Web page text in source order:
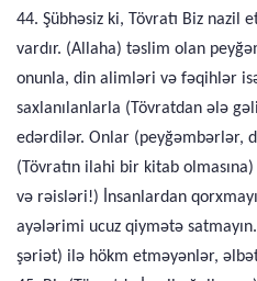
44. Şübhəsiz ki, Tövratı Biz nazil
vardır. (Allaha) təslim olan
onunla, din alimləri və fəqihlər
saxlanılanlarla (Tövratdan ələ
edərdilər. Onlar (peyğəmbərlər,
(Tövratın ilahi bir kitab
və rəisləri!) İnsanlardan
ayələrimi ucuz qiymətə
şəriət) ilə hökm etməyənlər,